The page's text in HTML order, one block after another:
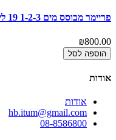
פריימר מבוסס מים 1-2-3 19 ליטר
₪800.00
הוספה לסל
אודות
אודות
hb.itum@gmail.com
08-8586800